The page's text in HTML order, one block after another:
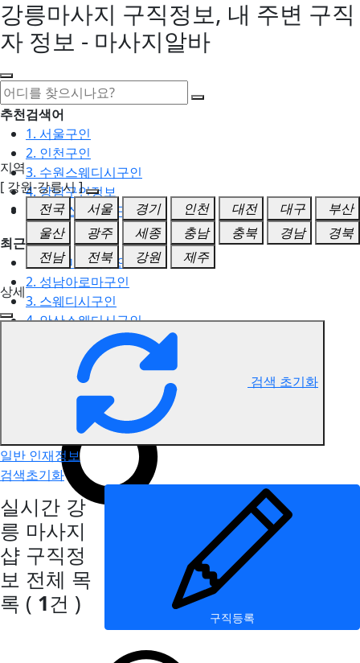
강릉마사지 구직정보, 내 주변 구직
자 정보 - 마사지알바
추천검색어
1. 서울구인
2. 인천구인
3. 수원스웨디시구인
4. 강남구인정보
5. 동탄스웨디시구인
최근검색어
1. 일산마사지구인
2. 성남아로마구인
3. 스웨디시구인
4. 안산스웨디시구인
5. 아로마구인
강릉 마사지 구직정보
지역
[ 강원-강릉시 ]
전국
서울 경기 인천 대전 대구
부산
울산
광주 세종 충남 충북 경남
경북
전남
전북 강원
제주
상세
검색 초기화
일반 인재정보
검색초기화
실시간 강
릉 마사지
샵 구직정
보 전체 목
록 ( 1건 )
구직등록